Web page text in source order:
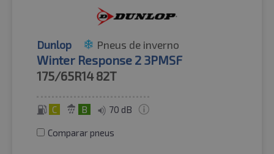
Dunlop Pneus de inverno
Winter Response 2 3PMSF
175/65R14 82T
C B 70 dB
Comparar pneus